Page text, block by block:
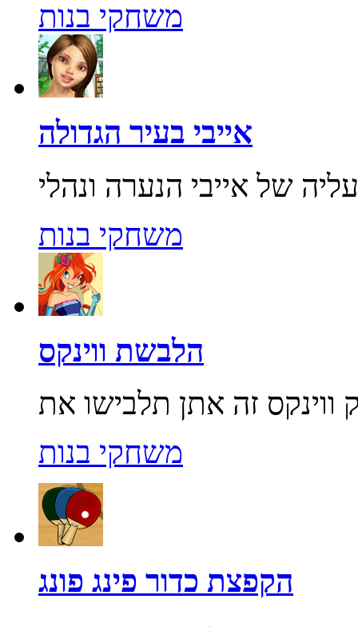
משחקי בנות
אייבי בעיר הגדולה
משחקי בנות
הלבשת ווינקס
משחקי בנות
הקפצת כדור פינג פונג